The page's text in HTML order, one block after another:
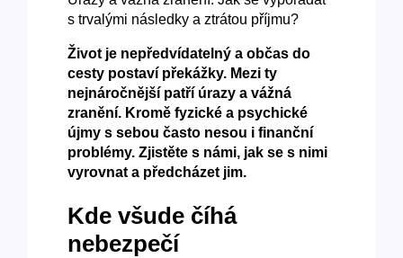
s trvalými následky a ztrátou příjmu?
Život je nepředvídatelný a občas do
cesty postaví překážky. Mezi ty
nejnáročnější patří úrazy a vážná
zranění. Kromě fyzické a psychické
újmy s sebou často nesou i finanční
problémy. Zjistěte s námi, jak se s nimi
vyrovnat a předcházet jim.
Kde všude číhá
nebezpečí